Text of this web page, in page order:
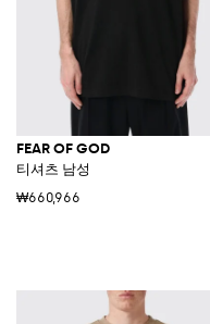
FEAR OF GOD
티셔츠 남성
₩660,966